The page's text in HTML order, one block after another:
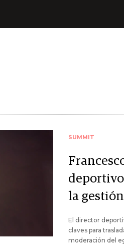
SUMMIT
la
El director
claves para
moderación del